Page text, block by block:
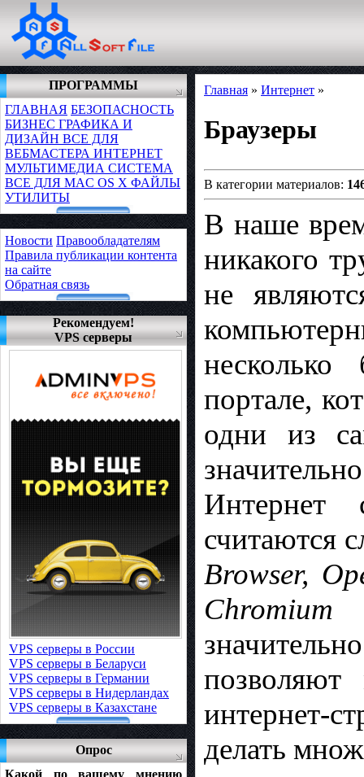
ПРОГРАММЫ
ГЛАВНАЯ БЕЗОПАСНОСТЬ
БИЗНЕС ГРАФИКА И
ДИЗАЙН ВСЕ ДЛЯ
ВЕБМАСТЕРА ИНТЕРНЕТ
МУЛЬТИМЕДИА СИСТЕМА
ВСЕ ДЛЯ MAC OS X ФАЙЛЫ
УТИЛИТЫ
Новости Правообладателям
Правила публикации контента
на сайте
Обратная связь
Рекомендуем!
VPS серверы
VPS серверы в России
VPS серверы в Беларуси
VPS серверы в Германии
VPS серверы в Нидерландах
VPS серверы в Казахстане
Опрос
Какой по вашему мнению
Главная » Интернет »
Браузеры
В категории материалов:
В наше
никакого
не
портале,
одни из
Интернет
считаются
Browser,
Chromium
позволяют
интернет-
делать